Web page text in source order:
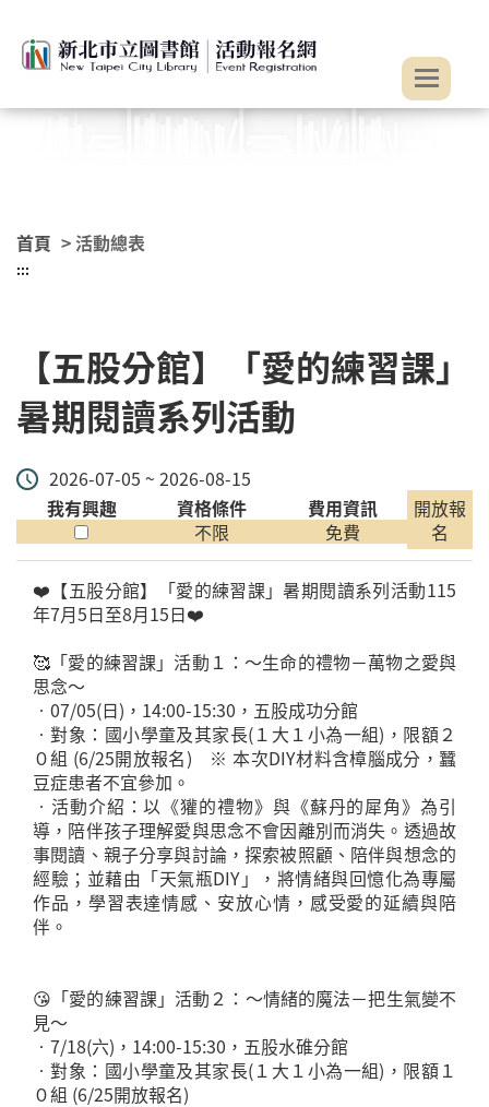
首頁 > 活動總表
:::
【五股分館】「愛的練習課」
暑期閱讀系列活動
2026-07-05 ~ 2026-08-15
我有興趣
資格條件
不限
費用資訊
免費
開放報
名
❤️【五股分館】「愛的練習課」暑期閱讀系列活動115
年7月5日至8月15日❤️
🥰「愛的練習課」活動１：～生命的禮物－萬物之愛與
思念～
•07/05(日)，14:00-15:30，五股成功分館
•對象：國小學童及其家長(１大１小為一組)，限額２
０組 (6/25開放報名) ※ 本次DIY材料含樟腦成分，蠶
豆症患者不宜參加。
•活動介紹：以《獾的禮物》與《蘇丹的犀角》為引
導，陪伴孩子理解愛與思念不會因離別而消失。透過故
事閱讀、親子分享與討論，探索被照顧、陪伴與想念的
經驗；並藉由「天氣瓶DIY」，將情緒與回憶化為專屬
作品，學習表達情感、安放心情，感受愛的延續與陪
伴。
😘「愛的練習課」活動２：～情緒的魔法－把生氣變不
見～
•7/18(六)，14:00-15:30，五股水碓分館
•對象：國小學童及其家長(１大１小為一組)，限額１
０組 (6/25開放報名)